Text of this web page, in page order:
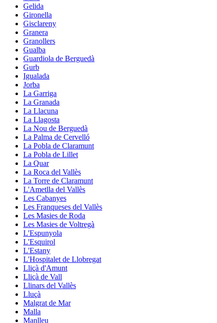
Gelida
Gironella
Gisclareny
Granera
Granollers
Gualba
Guardiola de Berguedà
Gurb
Igualada
Jorba
La Garriga
La Granada
La Llacuna
La Llagosta
La Nou de Berguedà
La Palma de Cervelló
La Pobla de Claramunt
La Pobla de Lillet
La Quar
La Roca del Vallès
La Torre de Claramunt
L'Ametlla del Vallès
Les Cabanyes
Les Franqueses del Vallès
Les Masies de Roda
Les Masies de Voltregà
L'Espunyola
L'Esquirol
L'Estany
L'Hospitalet de Llobregat
Lliçà d'Amunt
Lliçà de Vall
Llinars del Vallès
Lluçà
Malgrat de Mar
Malla
Manlleu